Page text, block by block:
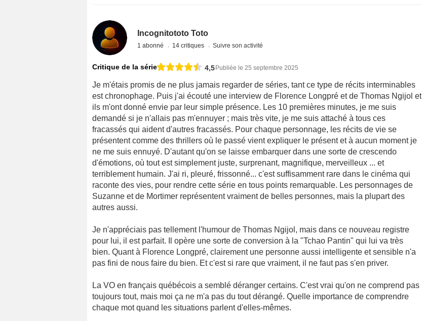
Incognitototo Toto
1 abonné 14 critiques Suivre son activité
Critique de la série 4,5 Publiée le 25 septembre 2025
Je m'étais promis de ne plus jamais regarder de séries, tant ce type de récits interminables
est chronophage. Puis j'ai écouté une interview de Florence Longpré et de Thomas Ngijol et
ils m'ont donné envie par leur simple présence. Les 10 premières minutes, je me suis
demandé si je n'allais pas m'ennuyer ; mais très vite, je me suis attaché à tous ces
fracassés qui aident d'autres fracassés. Pour chaque personnage, les récits de vie se
présentent comme des thrillers où le passé vient expliquer le présent et à aucun moment je
ne me suis ennuyé. D'autant qu'on se laisse embarquer dans une sorte de crescendo
d'émotions, où tout est simplement juste, surprenant, magnifique, merveilleux ... et
terriblement humain. J'ai ri, pleuré, frissonné... c'est suffisamment rare dans le cinéma qui
raconte des vies, pour rendre cette série en tous points remarquable. Les personnages de
Suzanne et de Mortimer représentent vraiment de belles personnes, mais la plupart des
autres aussi.
Je n'appréciais pas tellement l'humour de Thomas Ngijol, mais dans ce nouveau registre
pour lui, il est parfait. Il opère une sorte de conversion à la "Tchao Pantin" qui lui va très
bien. Quant à Florence Longpré, clairement une personne aussi intelligente et sensible n'a
pas fini de nous faire du bien. Et c'est si rare que vraiment, il ne faut pas s'en priver.
La VO en français québécois a semblé déranger certains. C'est vrai qu'on ne comprend pas
toujours tout, mais moi ça ne m'a pas du tout dérangé. Quelle importance de comprendre
chaque mot quand les situations parlent d'elles-mêmes.